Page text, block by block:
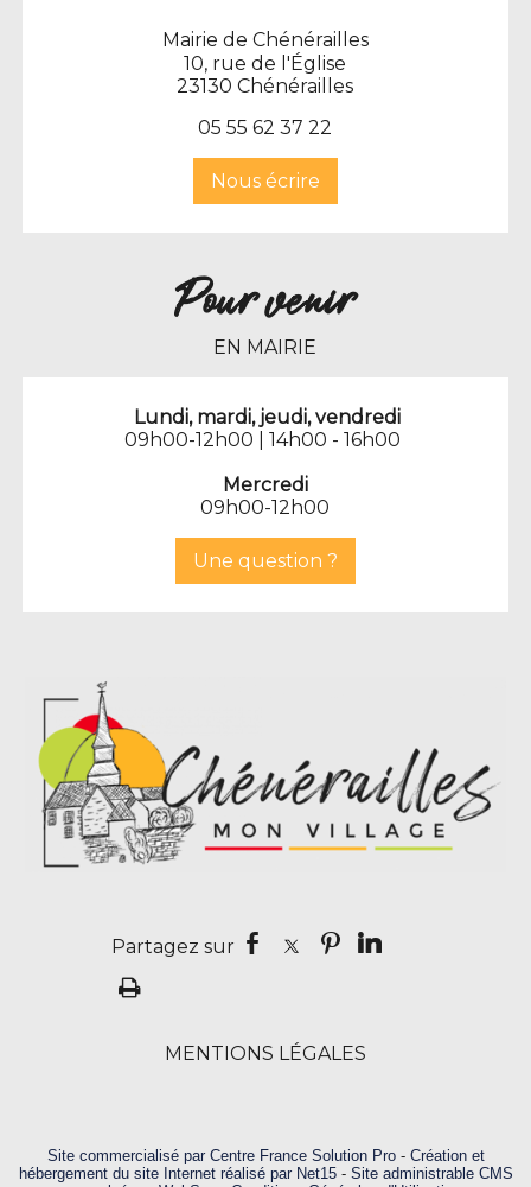
Mairie de Chénérailles
10, rue de l'Église
23130 Chénérailles
05 55 62 37 22
Nous écrire
Pour venir
EN MAIRIE
Lundi, mardi, jeudi, vendredi
09h00-12h00 | 14h00 - 16h00
Mercredi
09h00-12h00
Une question ?
MENTIONS LÉGALES
Site commercialisé par Centre France Solution Pro- Création et
hébergement du site Internet réalisé par Net15- Site administrable CMS